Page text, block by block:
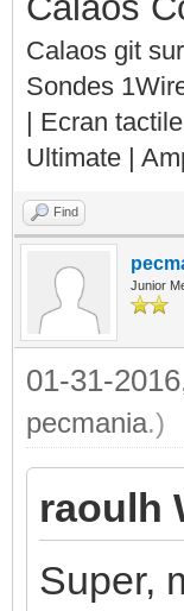
Calaos git
Sondes
| Ecran
Ultimate |
Find
Junior
01-31-
pecmania.)
raoulh
Super,